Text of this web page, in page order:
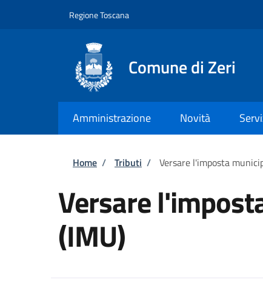
Regione Toscana
Comune di Zeri
Amministrazione Novità
Briciole di pane
Home / Tributi / Versare l'imposta
Versare
(IMU)